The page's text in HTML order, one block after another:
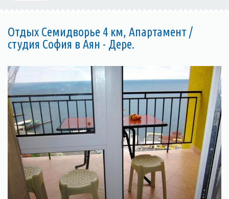
Отдых Семидворье 4 км, Апартамент /
студия София в Аян - Дере.